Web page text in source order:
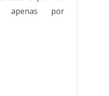
apenas por